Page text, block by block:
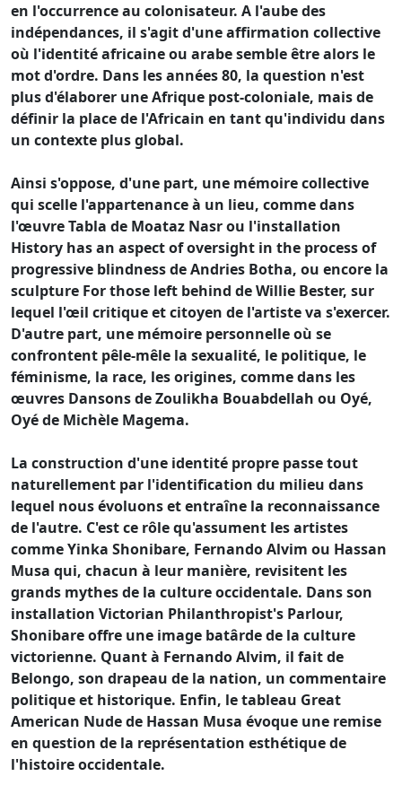
en l'occurrence au colonisateur. A l'aube des
indépendances, il s'agit d'une affirmation collective
où l'identité africaine ou arabe semble être alors le
mot d'ordre. Dans les années 80, la question n'est
plus d'élaborer une Afrique post-coloniale, mais de
définir la place de l'Africain en tant qu'individu dans
un contexte plus global.
Ainsi s'oppose, d'une part, une mémoire collective
qui scelle l'appartenance à un lieu, comme dans
l'œuvre Tabla de Moataz Nasr ou l'installation
History has an aspect of oversight in the process of
progressive blindness de Andries Botha, ou encore la
sculpture For those left behind de Willie Bester, sur
lequel l'œil critique et citoyen de l'artiste va s'exercer.
D'autre part, une mémoire personnelle où se
confrontent pêle-mêle la sexualité, le politique, le
féminisme, la race, les origines, comme dans les
œuvres Dansons de Zoulikha Bouabdellah ou Oyé,
Oyé de Michèle Magema.
La construction d'une identité propre passe tout
naturellement par l'identification du milieu dans
lequel nous évoluons et entraîne la reconnaissance
de l'autre. C'est ce rôle qu'assument les artistes
comme Yinka Shonibare, Fernando Alvim ou Hassan
Musa qui, chacun à leur manière, revisitent les
grands mythes de la culture occidentale. Dans son
installation Victorian Philanthropist's Parlour,
Shonibare offre une image batârde de la culture
victorienne. Quant à Fernando Alvim, il fait de
Belongo, son drapeau de la nation, un commentaire
politique et historique. Enfin, le tableau Great
American Nude de Hassan Musa évoque une remise
en question de la représentation esthétique de
l'histoire occidentale.